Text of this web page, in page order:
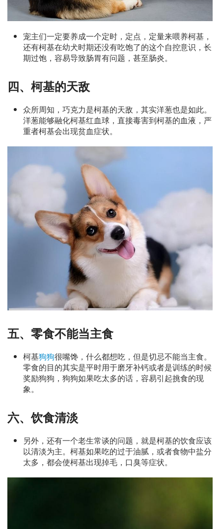
宠主们一定要养成一个定时，定点，定量来喂养柯基，
还有柯基在幼犬时期还没有吃饱了的这个自控意识，长
期过饱，容易导致肠胃有问题，甚至肠炎。
四、柯基的天敌
众所周知，巧克力是柯基的天敌，其实洋葱也是如此。
洋葱能够融化柯基红血球，直接毒害到柯基的血液，严
重者柯基会出现贫血症状。
五、零食不能当主食
柯基狗狗很嘴馋，什么都想吃，但是切忌不能当主食。
零食的目的其实是平时用于磨牙补钙或者是训练的时候
奖励狗狗，狗狗如果吃太多的话，容易引起挑食的现
象。
六、饮食清淡
另外，还有一个老生常谈的问题，就是柯基的饮食应该
以清淡为主。柯基如果吃的过于油腻，或者食物中盐分
太多，都会使柯基出现掉毛，口臭等症状。